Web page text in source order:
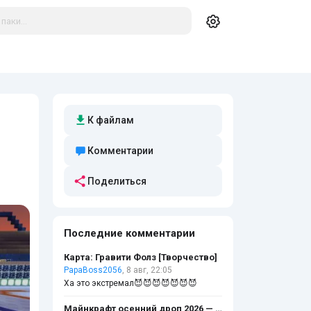
К файлам
Комментарии
Поделиться
Последние комментарии
Карта: Гравити Фолз [Творчество]
PapaBoss2056, 8 авг, 22:05
Ха это экстремал😈😈😈😈😈😈😈
Майнкрафт осенний дроп 2026 — что будет?